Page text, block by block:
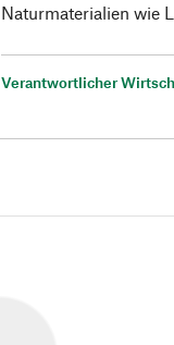
Naturmaterialien wie
Verantwortlicher